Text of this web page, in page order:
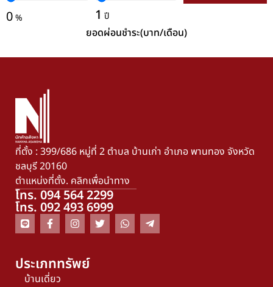
0% 1 ปี
ยอดผ่อนชำระ(บาท/เดือน)
ที่ตั้ง : 399/686 หมู่ที่ 2 ตำบล บ้านเก่า อำเภอ พานทอง จังหวัด
ชลบุรี 20160
ตำแหน่งที่ตั้ง. คลิกเพื่อนำทาง
โทร. 094 564 2299
โทร. 092 493 6999
ประเภททรัพย์
บ้านเดี่ยว